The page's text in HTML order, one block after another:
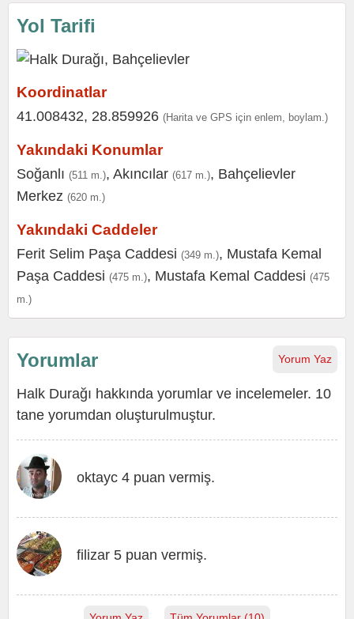
Yol Tarifi
Koordinatlar
41.008432, 28.859926 (Harita ve GPS için enlem, boylam.)
Yakındaki Konumlar
Soğanlı (511 m.), Akıncılar (617 m.), Bahçelievler
Merkez (620 m.)
Yakındaki Caddeler
Ferit Selim Paşa Caddesi (349 m.), Mustafa Kemal
Paşa Caddesi (475 m.), Mustafa Kemal Caddesi (475
m.)
Yorum Yaz
Yorumlar
Halk Durağı hakkında yorumlar ve incelemeler. 10
tane yorumdan oluşturulmuştur.
oktayc 4 puan vermiş.
filizar 5 puan vermiş.